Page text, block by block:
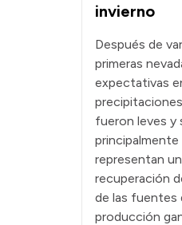
invierno
Después de
primeras
expectativas
fueron leves y
principalmente
representan
recuperación
de las fuentes
producción